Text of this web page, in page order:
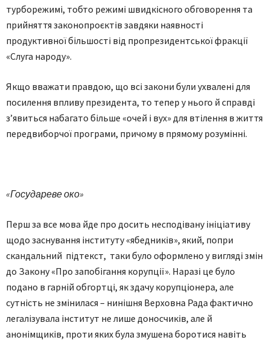
турборежимі, тобто режимі швидкісного обговорення та
прийняття законопроєктів завдяки наявності
продуктивної більшості від пропрезидентської фракції
«Слуга народу».
Якщо вважати правдою, що всі закони були ухвалені для
посилення впливу президента, то тепер у нього й справді
з’явиться набагато більше «очей і вух» для втілення в життя
передвиборчої програми, причому в прямому розумінні.
«Государеве око»
Перш за все мова йде про досить несподівану ініціативу
щодо заснування інституту «ябедників», який, попри
скандальний підтекст, таки було оформлено у вигляді змін
до Закону «Про запобігання корупції». Наразі це було
подано в гарній обгортці, як здачу корупціонера, але
сутність не змінилася – нинішня Верхов­на Рада фактично
легалізувала інститут не лише доносчиків, але й
анонімщиків, проти яких була змушена боротися навіть